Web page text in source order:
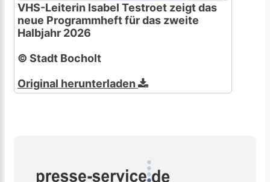
VHS-Leiterin Isabel Testroet zeigt das
neue Programmheft für das zweite
Halbjahr 2026
© Stadt Bocholt
Original herunterladen